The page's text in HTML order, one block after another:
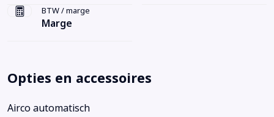
BTW / marge
Marge
Opties en accessoires
Airco automatisch